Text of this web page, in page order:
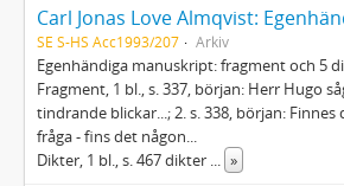
SE S-HS Acc1993/207 Arkiv
Egenhändiga manuskript: fragment och 5
Fragment, 1 bl., s. 337, början: Herr Hugo
tindrande blickar...; 2. s. 338, början: Finnes
fråga - fins det någon...
Dikter, 1 bl., s. 467 dikter ... »